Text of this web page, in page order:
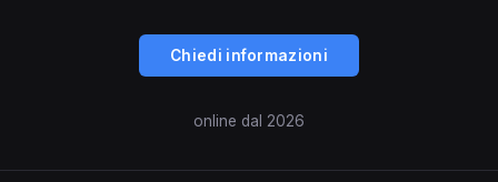
Chiedi informazioni
online dal 2026